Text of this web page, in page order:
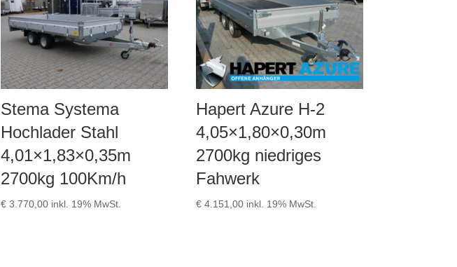
Stema Systema
Hochlader Stahl
4,01×1,83×0,35m
2700kg 100Km/h
€ 3.770,00 inkl. 19% MwSt.
Hapert Azure H-2
4,05×1,80×0,30m
2700kg niedriges
Fahwerk
€ 4.151,00 inkl. 19% MwSt.